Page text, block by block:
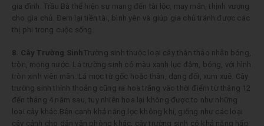
gia đình: Trầu Bà thể hiện sự mang đến tài lộc, may mắn, thịnh vượng
cho gia chủ. Đem lại tiền tài, bình yên và giúp gia chủ tránh được các
thị phi trong cuộc sống.
8. Cây Trường SinhTrường sinh thuộc loại cây thân thảo nhẵn bóng,
tròn, mọng nước. Lá trường sinh có màu xanh lục đậm, bóng, với hình
tròn xinh viên mãn. Lá mọc từ gốc hoặc thân, dạng đối, xum xuê. Cây
trường sinh thỉnh thoảng cũng ra hoa trắng vào thời điểm từ tháng 12
đến tháng 4 năm sau, tuy nhiên hoa lại không được to như những
loại cây khác.Bên cạnh khả năng lọc không khí, giống như các loại
cây cảnh cho dân văn phòng khác, cây trường sinh có khả năng hấp